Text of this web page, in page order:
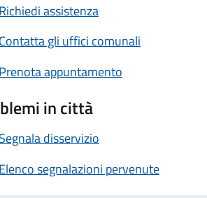
Richiedi assistenza
Contatta gli uffici comunali
Prenota appuntamento
in città
Segnala disservizio
Elenco segnalazioni pervenute